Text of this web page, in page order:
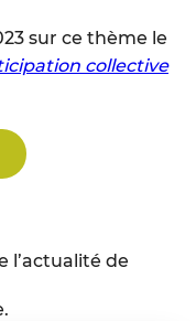
sur ce thème le
collective
l’actualité de